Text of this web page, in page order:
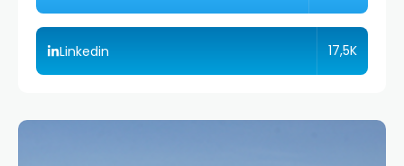
Linkedin 17,5K